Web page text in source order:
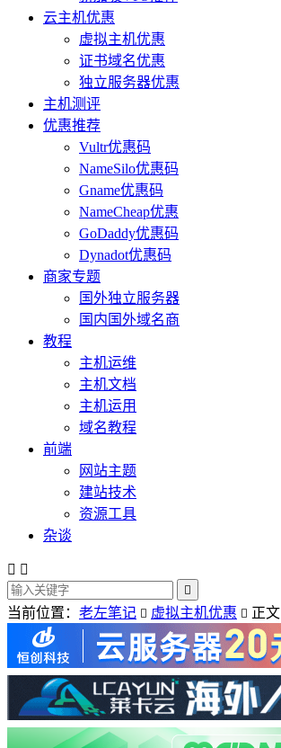
云主机优惠
虚拟主机优惠
证书域名优惠
独立服务器优惠
主机测评
优惠推荐
Vultr优惠码
NameSilo优惠码
Gname优惠码
NameCheap优惠
GoDaddy优惠码
Dynadot优惠码
商家专题
国外独立服务器
国内国外域名商
教程
主机运维
主机文档
主机运用
域名教程
前端
网站主题
建站技术
资源工具
杂谈
 

当前位置： 老左笔记  虚拟主机优惠  正文